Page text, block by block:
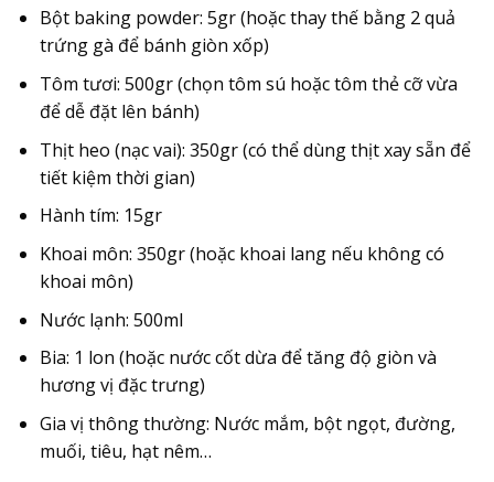
Bột baking powder: 5gr (hoặc thay thế bằng 2 quả
trứng gà để bánh giòn xốp)
Tôm tươi: 500gr (chọn tôm sú hoặc tôm thẻ cỡ vừa
để dễ đặt lên bánh)
Thịt heo (nạc vai): 350gr (có thể dùng thịt xay sẵn để
tiết kiệm thời gian)
Hành tím: 15gr
Khoai môn: 350gr (hoặc khoai lang nếu không có
khoai môn)
Nước lạnh: 500ml
Bia: 1 lon (hoặc nước cốt dừa để tăng độ giòn và
hương vị đặc trưng)
Gia vị thông thường: Nước mắm, bột ngọt, đường,
muối, tiêu, hạt nêm…